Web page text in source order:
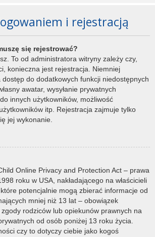
i rejestracją
się rejestrować?
To od administratora witryny zależy czy,
konieczna jest rejestracja. Niemniej
do dodatkowych funkcji niedostępnych
awatar, wysyłanie prywatnych
innych użytkowników, możliwość
itp. Rejestracja zajmuje tylko
jej wykonanie.
Online Privacy and Protection Act – prawa
roku w USA, nakładającego na właścicieli
potencjalnie mogą zbierać informacje od
mniej niż 13 lat – obowiązek
rodziców lub opiekunów prawnych na
od osób poniżej 13 roku życia.
czy to dotyczy ciebie jako kogoś